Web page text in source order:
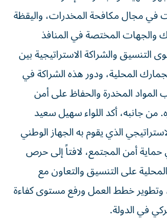
في مجال مكافحة المخدرات، واليقظة
والجهات المختصة في المنافذ
التنسيق والشراكة الاستراتيجية بين
المحلية، ودور هذه الشراكة في
المخدرة والحفاظ على أمن
من جانبه، أكد اللواء سهيل سعيد
الذي يقوم به الجهاز الوطني
أمن المجتمع، لافتاً إلى حرص
على التنسيق والتعاون مع
وتطوير خطط العمل ورفع مستوى كفاءة
في الدولة.